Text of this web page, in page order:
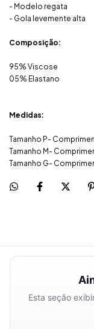
- Modelo regata
- Gola levemente alta
Composição:
95% Viscose
05% Elastano
Medidas:
Tamanho P-
Tamanho M-
Tamanho G-